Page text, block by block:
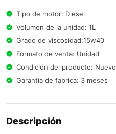
Tipo de motor: Diesel
Volumen de la unidad: 1L
Grado de viscosidad:15w40
Formato de venta: Unidad
Condición del producto: Nuevo
Garantía de fabrica: 3 meses
Descripción